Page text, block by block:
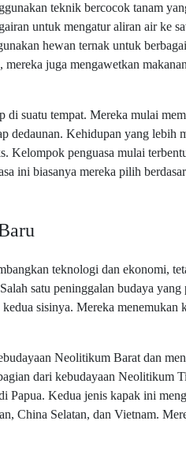
teknik bercocok tanam
untuk mengatur aliran air ke
hewan ternak untuk
juga mengawetkan
suatu tempat. Mereka mulai
dedaunan. Kehidupan yang lebih
Kelompok penguasa mulai
ini biasanya mereka pilih
teknologi dan ekonomi,
satu peninggalan budaya yang
sisinya. Mereka menemukan
Neolitikum Barat dan
dari kebudayaan Neolitikum
Papua. Kedua jenis kapak ini
China Selatan, dan Vietnam.